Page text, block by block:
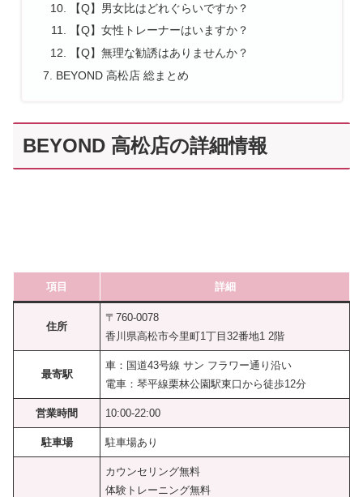
【Q】男女比はどれぐらいですか？
【Q】女性トレーナーはいますか？
【Q】無理な勧誘はありませんか？
BEYOND 高松店 総まとめ
BEYOND 高松店の詳細情報
項目 詳細
住所
〒760-0078
香川県高松市今里町1丁目32番地1 2階
最寄駅
車：国道43号線 サン フラワー通り沿い
電車：琴平線栗林公園駅東口から徒歩12分
営業時間 10:00-22:00
駐車場 駐車場あり
カウンセリング無料
体験トレーニング無料